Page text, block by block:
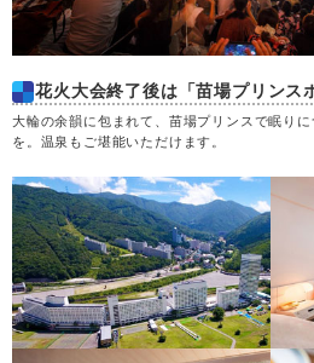
花火大会終了後は「苗場プリンス
大輪の余韻に包まれて、苗場プリンスで眠り
を。温泉もご堪能いただけます。